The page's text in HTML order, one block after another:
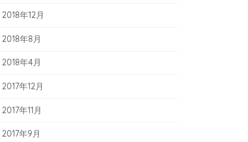
2018年12月
2018年8月
2018年4月
2017年12月
2017年11月
2017年9月